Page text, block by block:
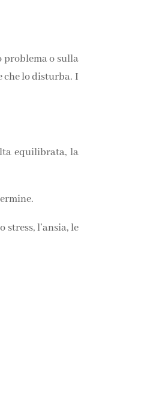
problema o sulla
che lo disturba. I
equilibrata, la
l’ansia, le